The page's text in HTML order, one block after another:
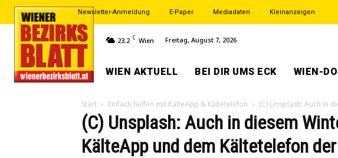
Newsletter-Anmeldung E-Paper Mediadaten Kleinanzeigen
23.2 C Wien Freitag, August 7, 2026
WIEN AKTUELL BEI DIR UMS ECK WIEN-
Start Einfach helfen mit KälteApp & Kältetelefon (C) Unsplash: Auch in
(C) Unsplash: Auch in diesem
KälteApp und dem Kältetelefon